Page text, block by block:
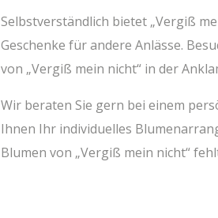
Selbst­ver­ständ­lich bie­tet „Ver­giß
Geschen­ke für ande­re Anläs­se.
von „Ver­giß mein nicht“ in der
Wir bera­ten Sie gern bei einem
Ihnen Ihr indi­vi­du­el­les
Blu­men von „Ver­giß mein nicht“